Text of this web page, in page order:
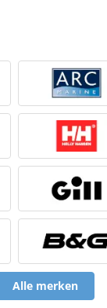
Alle merken